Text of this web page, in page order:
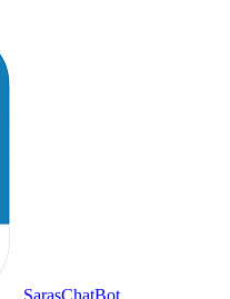
SarasChatBot